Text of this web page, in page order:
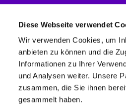
Diese Webseite verwendet
Wir verwenden Cookies, um
anbieten zu können und die
Informationen zu Ihrer
und Analysen weiter. Unsere
zusammen, die Sie ihnen
gesammelt haben.